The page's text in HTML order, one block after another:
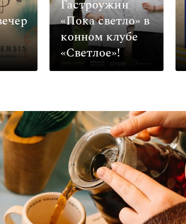
Гастроужин
«Пока светло» в
конном клубе
«Светлое»!